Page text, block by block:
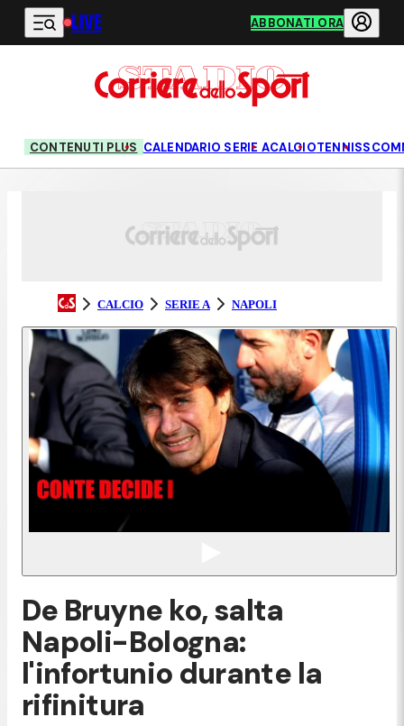
Vai al contenuto principale
LIVE ABBONATI ORA
CONTENUTI PLUS CALENDARIO SERIE ACALCIOTENNIS
CALCIO SERIE A NAPOLI
De Bruyne ko, salta
Napoli-Bologna:
l'infortunio durante la
rifinitura